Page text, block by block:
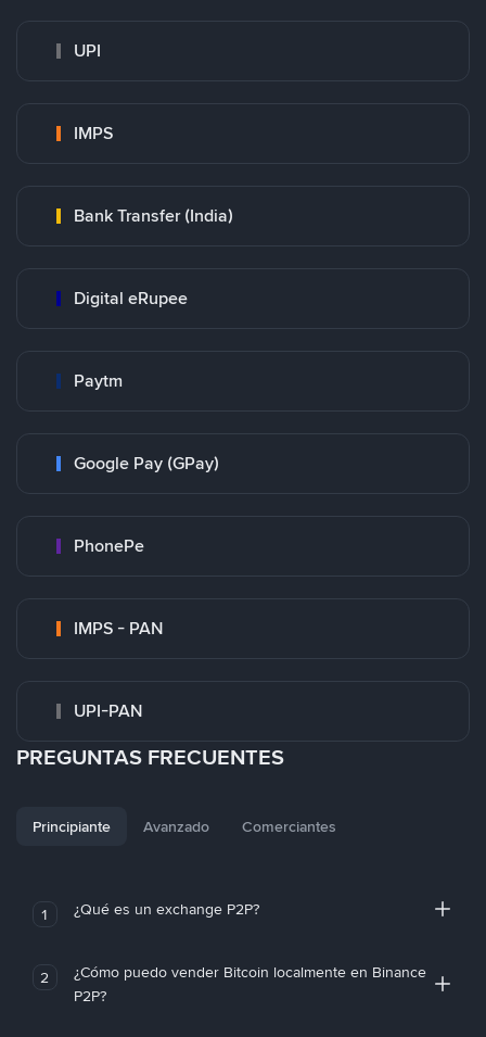
UPI
IMPS
Bank Transfer (India)
Digital eRupee
Paytm
Google Pay (GPay)
PhonePe
IMPS - PAN
UPI-PAN
PREGUNTAS FRECUENTES
Principiante Avanzado Comerciantes
1 ¿Qué es un exchange P2P?
2
¿Cómo puedo vender Bitcoin localmente en Binance
P2P?